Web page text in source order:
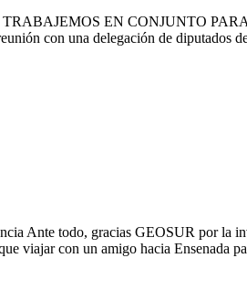
EN CONJUNTO
con una delegación de diputados
Ante todo, gracias GEOSUR por la
viajar con un amigo hacia Ensenada